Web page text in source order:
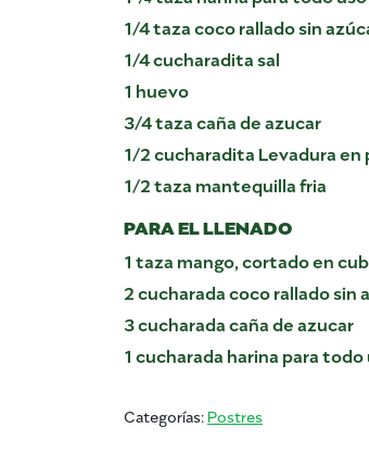
1/4 taza coco rallado sin
1/4 cucharadita sal
1 huevo
3/4 taza caña de azucar
1/2 cucharadita Levadura en
1/2 taza mantequilla fria
PARA EL LLENADO
1 taza mango, cortado en
2 cucharada coco rallado sin
3 cucharada caña de azucar
1 cucharada harina para todo
Categorías:Postres